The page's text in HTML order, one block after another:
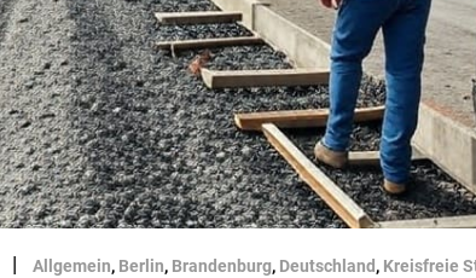
| Allgemein, Berlin, Brandenburg, Deutschland , Kreisfreie